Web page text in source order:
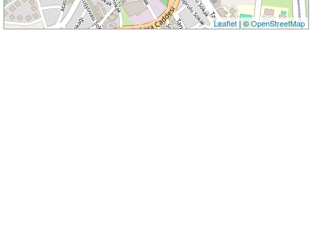
Leaflet| ©OpenStreetMap